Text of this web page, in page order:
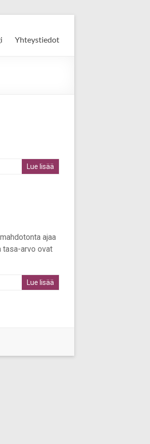
Yhteystiedot
Lue lisää
ajaa
tasa-arvo ovat
Lue lisää